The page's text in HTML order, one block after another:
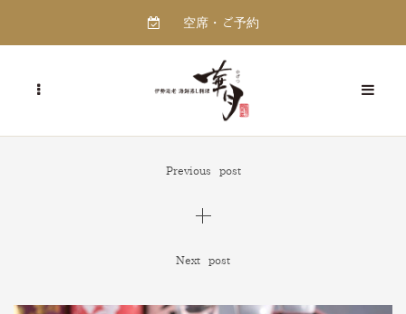
空席・ご予約
Previous post
Next post